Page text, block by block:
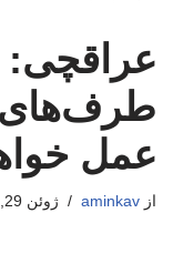
عراقچی:
طرف‌های
عمل
از aminkav ژوئن 29, 2026